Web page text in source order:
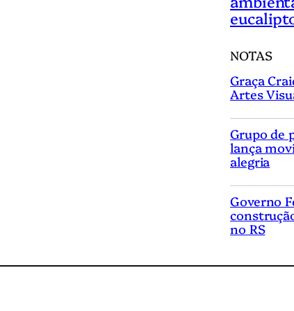
NOTAS
Graça
Artes
Grupo de
lança
alegria
Governo
no RS